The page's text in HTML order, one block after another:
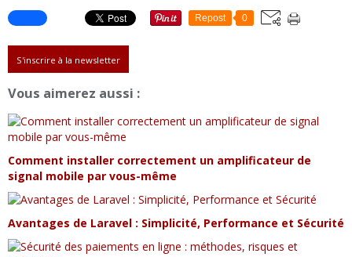
Repost 0
S'inscrire à la newsletter
Vous aimerez aussi :
Comment installer correctement un amplificateur de
signal mobile par vous-même
Avantages de Laravel : Simplicité, Performance et Sécurité